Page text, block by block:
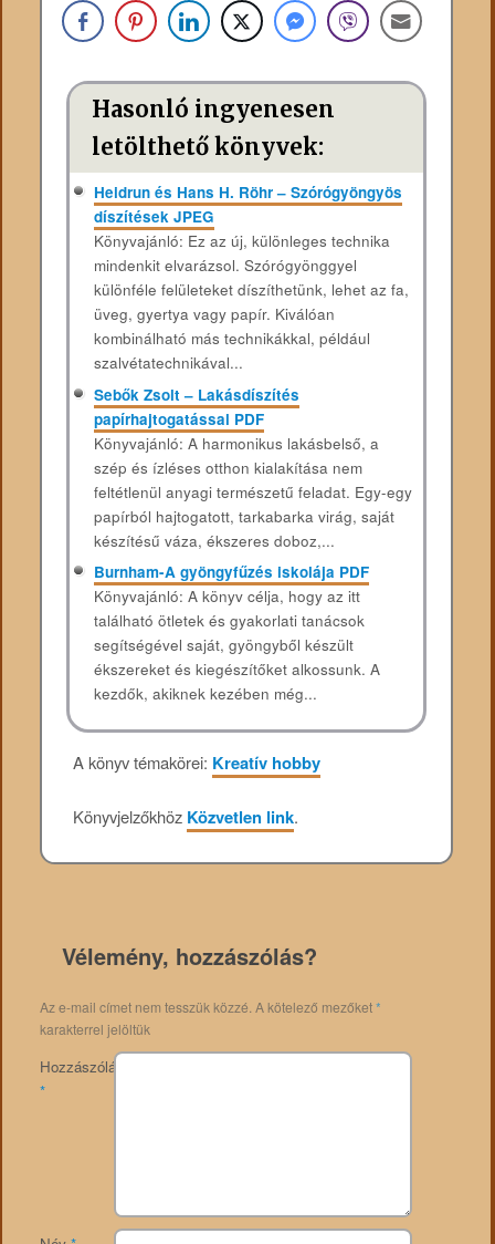
Hasonló ingyenesen
letölthető könyvek:
Heidrun és Hans H. Röhr – Szórógyöngyös
díszítések JPEG
Könyvajánló: Ez az új, különleges technika
mindenkit elvarázsol. Szórógyönggyel
különféle felületeket díszíthetünk, lehet az fa,
üveg, gyertya vagy papír. Kiválóan
kombinálható más technikákkal, például
szalvétatechnikával...
Sebők Zsolt – Lakásdíszítés
papírhajtogatással PDF
Könyvajánló: A harmonikus lakásbelső, a
szép és ízléses otthon kialakítása nem
feltétlenül anyagi természetű feladat. Egy-egy
papírból hajtogatott, tarkabarka virág, saját
készítésű váza, ékszeres doboz,...
Burnham-A gyöngyfűzés iskolája PDF
Könyvajánló: A könyv célja, hogy az itt
található ötletek és gyakorlati tanácsok
segítségével saját, gyöngyből készült
ékszereket és kiegészítőket alkossunk. A
kezdők, akiknek kezében még...
A könyv témakörei: Kreatív hobby
Könyvjelzőkhöz Közvetlen link.
Vélemény, hozzászólás?
Az e-mail címet nem tesszük közzé. A kötelező mezőket*
karakterrel jelöltük
Hozzászólás
*